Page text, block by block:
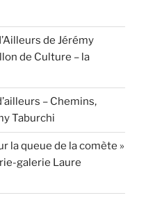
de Jérémy
de Culture – la
– Chemins,
Taburchi
la queue de la comète »
galerie Laure